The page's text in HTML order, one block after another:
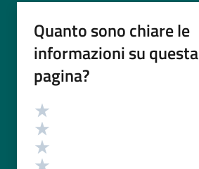
Quanto sono chiare le
informazioni su questa
pagina?
Valutazione